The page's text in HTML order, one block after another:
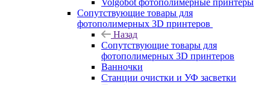
Volgobot фотополимерные принтеры
Сопутствующие товары для
фотополимерных 3D принтеров
Назад
Сопутствующие товары для
фотополимерных 3D принтеров
Ванночки
Станции очистки и УФ засветки